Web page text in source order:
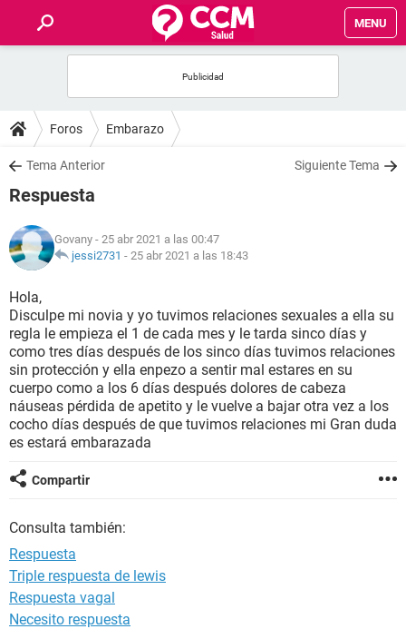
MENU
FOROS
SALUD
FAMILIA
NUTRICIÓN
BIENESTAR
SEXUALIDAD
GLOSARIO
Foros Embarazo
Tema Anterior Siguiente Tema
Respuesta
Govany - 25 abr 2021 a las 00:47
jessi2731 - 25 abr 2021 a las 18:43
Hola,
Disculpe mi novia y yo tuvimos relaciones sexuales a ella su
regla le empieza el 1 de cada mes y le tarda sinco días y
como tres días después de los sinco días tuvimos relaciones
sin protección y ella enpezo a sentir mal estares en su
cuerpo como a los 6 días después dolores de cabeza
náuseas pérdida de apetito y le vuelve a bajar otra vez a los
cocho días después de que tuvimos relaciones mi Gran duda
es estará embarazada
Compartir
Consulta también:
Respuesta
Triple respuesta de lewis
Respuesta vagal
Necesito respuesta